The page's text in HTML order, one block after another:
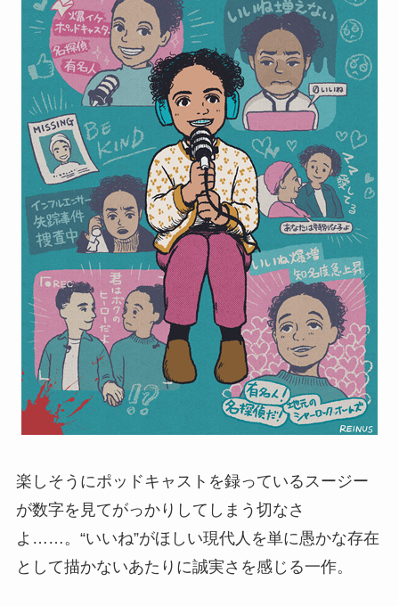
楽しそうにポッドキャストを録っているスージー
が数字を見てがっかりしてしまう切なさ
よ……。“いいね”がほしい現代人を単に愚かな存在
として描かないあたりに誠実さを感じる一作。